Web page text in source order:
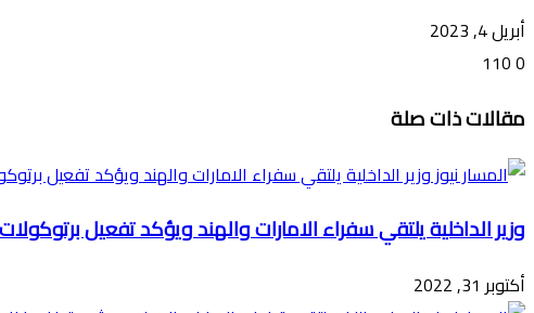
أبريل 4, 2023
0
عبر
البريد
مقالات ذات صلة
وزير الداخلية يلتقي سفراء الامارات والهند ويؤكد تفعيل
أكتوبر 31, 2022